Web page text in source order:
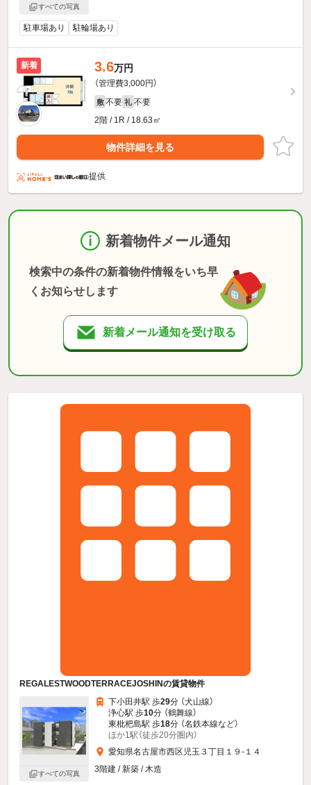
すべての写真
駐車場あり 駐輪場あり
新着 3.6万円
（管理費3,000円）
敷 不要 礼 不要
2階 / 1R / 18.63㎡
物件詳細を見る
提供
新着物件メール通知
検索中の条件の新着物件情報をいち早
くお知らせします
新着メール通知を受け取る
REGALESTWOODTERRACEJOSHINの賃貸物件
すべての写真
下小田井駅 歩29分 （犬山線）
浄心駅 歩10分 （鶴舞線）
東枇杷島駅 歩18分 （名鉄本線など）
ほか1駅（徒歩20分圏内）
愛知県名古屋市西区児玉３丁目１９-１４
3階建 / 新築 / 木造